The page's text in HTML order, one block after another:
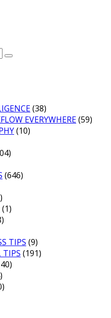
(38)
EVERYWHERE(59)
(10)
(646)
(1)
TIPS (9)
TIPS (191)